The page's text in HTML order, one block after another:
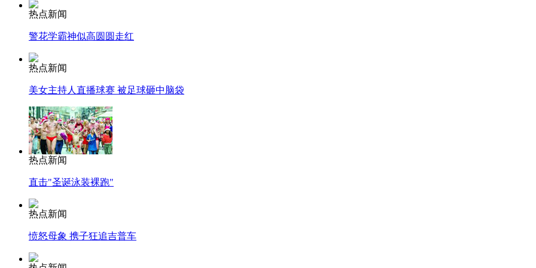
热点新闻
警花学霸神似高圆圆走红
热点新闻
美女主持人直播球赛 被足球砸中脑袋
热点新闻
直击"圣诞泳装裸跑"
热点新闻
愤怒母象 携子狂追吉普车